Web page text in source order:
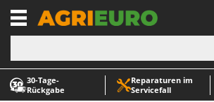
30‑Tage-
Rückgabe
Reparaturen im
Servicefall
-1
A
Abbeermaschinen -
A
ABAC